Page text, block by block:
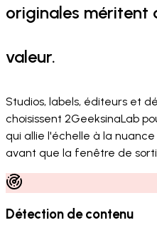
originales méritent
valeur.
Studios, labels, éditeurs et
choisissent 2GeeksinaLab
qui allie l'échelle à la
avant que la fenêtre de
Détection de contenu